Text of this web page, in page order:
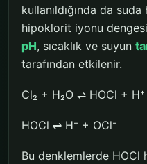
kullanıldığında da
hipoklorit iyonu
pH, sıcaklık ve suyun
tarafından etkilenir.
Cl₂ + H₂O ⇌ HOCl +
HOCl ⇌ H⁺ + OCl⁻
Bu denklemlerde HOCl